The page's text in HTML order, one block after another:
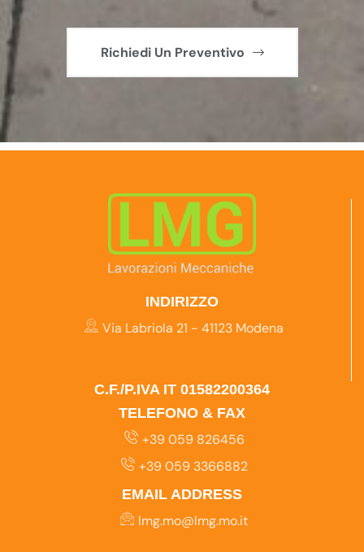
Richiedi Un Preventivo
INDIRIZZO
Via Labriola 21 - 41123 Modena
C.F./P.IVA IT 01582200364
TELEFONO & FAX
+39 059 826456
+39 059 3366882
EMAIL ADDRESS
lmg.mo@lmg.mo.it